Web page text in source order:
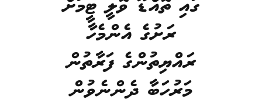
ގައި ތޮއްޑޫ ވޮލީ ޓީމަށް
ރަށުގެ އެންމެހާ
ރައްޔިތުންގެ ފަރާތުން
މަރުހަބާ ދެންނެވުން